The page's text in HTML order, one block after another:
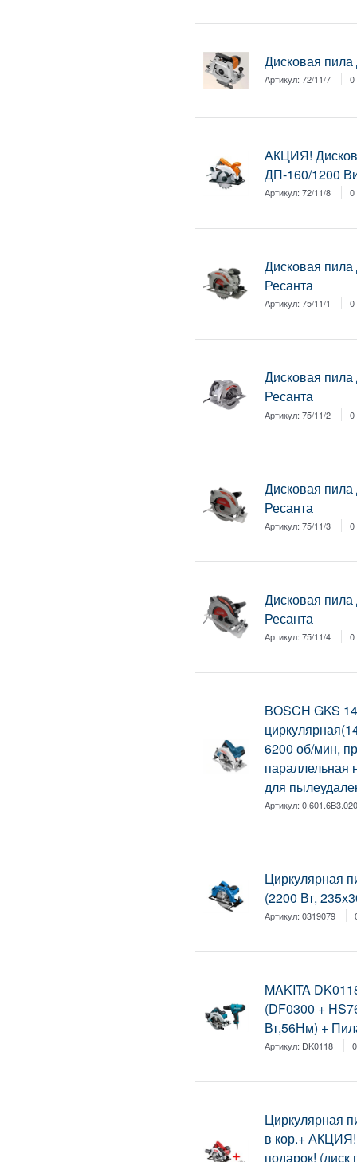
Дисковая
Артикул:72/11/7 0
АКЦИЯ!
ДП-160/1200
Артикул:72/11/8 0
Дисковая
Ресанта
Артикул:75/11/1 0
Дисковая
Ресанта
Артикул:75/11/2 0
Дисковая
Ресанта
Артикул:75/11/3 0
Дисковая
Ресанта
Артикул:75/11/4 0
BOSCH GKS
6200 об/мин,
параллельная
для
Артикул:
Циркулярная
(2200 Вт,
Артикул:0319079
MAKITA
(DF0300 +
Вт,56Нм) +
Артикул: DK0118
Циркулярная
в кор.+
подарок!